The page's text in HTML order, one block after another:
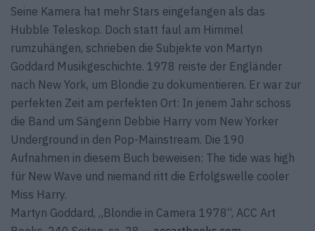
Seine Kamera hat mehr Stars eingefangen als das
Hubble Teleskop. Doch statt faul am Himmel
rumzuhängen, schrieben die Subjekte von Martyn
Goddard Musikgeschichte. 1978 reiste der Engländer
nach New York, um Blondie zu dokumentieren. Er war zur
perfekten Zeit am perfekten Ort: In jenem Jahr schoss
die Band um Sängerin Debbie Harry vom New Yorker
Underground in den Pop-Mainstream. Die 190
Aufnahmen in diesem Buch beweisen: The tide was high
für New Wave und niemand ritt die Erfolgswelle cooler
Miss Harry.
Martyn Goddard, „Blondie in Camera 1978“, ACC Art